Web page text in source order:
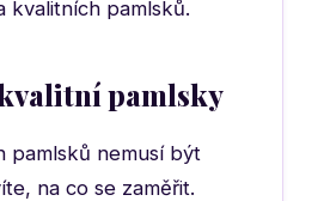
kvalitních pamlsků.
pamlsky
pamlsků nemusí být
na co se zaměřit.